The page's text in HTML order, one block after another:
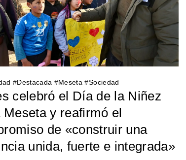
#Destacada #Meseta #Sociedad
celebró el Día de la Niñez
Meseta y reafirmó el
de «construir una
unida, fuerte e integrada»